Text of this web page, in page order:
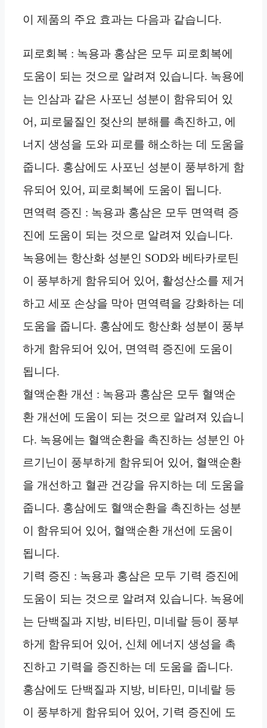
이 제품의 주요 효과는 다음과 같습니다.
피로회복 : 녹용과 홍삼은 모두 피로회복에
도움이 되는 것으로 알려져 있습니다. 녹용에
는 인삼과 같은 사포닌 성분이 함유되어 있
어, 피로물질인 젖산의 분해를 촉진하고, 에
너지 생성을 도와 피로를 해소하는 데 도움을
줍니다. 홍삼에도 사포닌 성분이 풍부하게 함
유되어 있어, 피로회복에 도움이 됩니다.
면역력 증진 : 녹용과 홍삼은 모두 면역력 증
진에 도움이 되는 것으로 알려져 있습니다.
녹용에는 항산화 성분인 SOD와 베타카로틴
이 풍부하게 함유되어 있어, 활성산소를 제거
하고 세포 손상을 막아 면역력을 강화하는 데
도움을 줍니다. 홍삼에도 항산화 성분이 풍부
하게 함유되어 있어, 면역력 증진에 도움이
됩니다.
혈액순환 개선 : 녹용과 홍삼은 모두 혈액순
환 개선에 도움이 되는 것으로 알려져 있습니
다. 녹용에는 혈액순환을 촉진하는 성분인 아
르기닌이 풍부하게 함유되어 있어, 혈액순환
을 개선하고 혈관 건강을 유지하는 데 도움을
줍니다. 홍삼에도 혈액순환을 촉진하는 성분
이 함유되어 있어, 혈액순환 개선에 도움이
됩니다.
기력 증진 : 녹용과 홍삼은 모두 기력 증진에
도움이 되는 것으로 알려져 있습니다. 녹용에
는 단백질과 지방, 비타민, 미네랄 등이 풍부
하게 함유되어 있어, 신체 에너지 생성을 촉
진하고 기력을 증진하는 데 도움을 줍니다.
홍삼에도 단백질과 지방, 비타민, 미네랄 등
이 풍부하게 함유되어 있어, 기력 증진에 도